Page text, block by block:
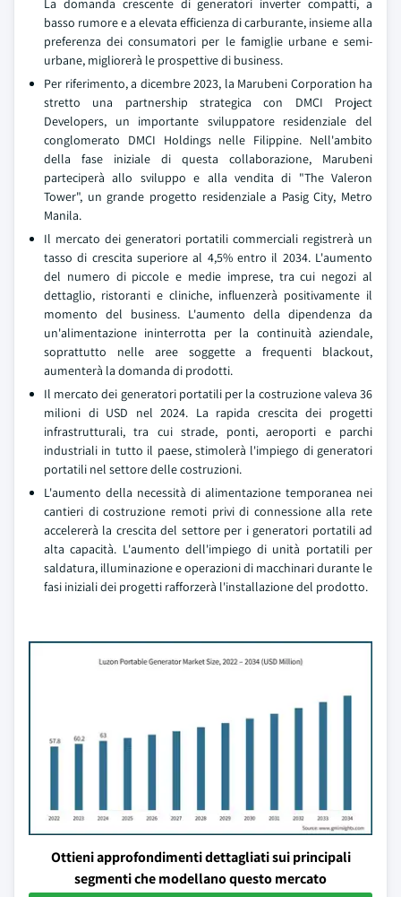
La domanda crescente di generatori inverter compatti, a
basso rumore e a elevata efficienza di carburante, insieme alla
preferenza dei consumatori per le famiglie urbane e semi-
urbane, migliorerà le prospettive di business.
Per riferimento, a dicembre 2023, la Marubeni Corporation ha
stretto una partnership strategica con DMCI Project
Developers, un importante sviluppatore residenziale del
conglomerato DMCI Holdings nelle Filippine. Nell'ambito
della fase iniziale di questa collaborazione, Marubeni
parteciperà allo sviluppo e alla vendita di "The Valeron
Tower", un grande progetto residenziale a Pasig City, Metro
Manila.
Il mercato dei generatori portatili commerciali registrerà un
tasso di crescita superiore al 4,5% entro il 2034. L'aumento
del numero di piccole e medie imprese, tra cui negozi al
dettaglio, ristoranti e cliniche, influenzerà positivamente il
momento del business. L'aumento della dipendenza da
un'alimentazione ininterrotta per la continuità aziendale,
soprattutto nelle aree soggette a frequenti blackout,
aumenterà la domanda di prodotti.
Il mercato dei generatori portatili per la costruzione valeva 36
milioni di USD nel 2024. La rapida crescita dei progetti
infrastrutturali, tra cui strade, ponti, aeroporti e parchi
industriali in tutto il paese, stimolerà l'impiego di generatori
portatili nel settore delle costruzioni.
L'aumento della necessità di alimentazione temporanea nei
cantieri di costruzione remoti privi di connessione alla rete
accelererà la crescita del settore per i generatori portatili ad
alta capacità. L'aumento dell'impiego di unità portatili per
saldatura, illuminazione e operazioni di macchinari durante le
fasi iniziali dei progetti rafforzerà l'installazione del prodotto.
Ottieni approfondimenti dettagliati sui principali
segmenti che modellano questo mercato